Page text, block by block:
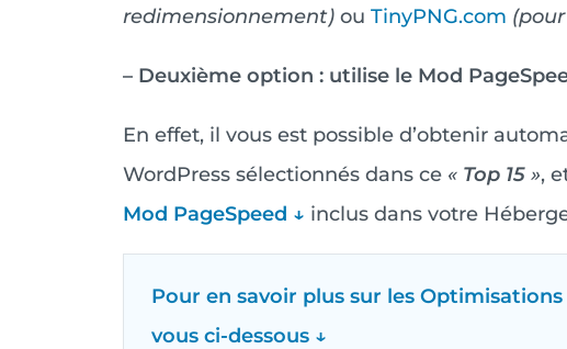
redimensionnement)ou TinyPNG.com
– Deuxième option : utilise le Mod
En effet, il vous est possible d’obtenir
WordPress sélectionnés dans ce « Top 15»,
Mod PageSpeed ↓ inclus dans votre
Pour en savoir plus sur les
vous ci-dessous ↓